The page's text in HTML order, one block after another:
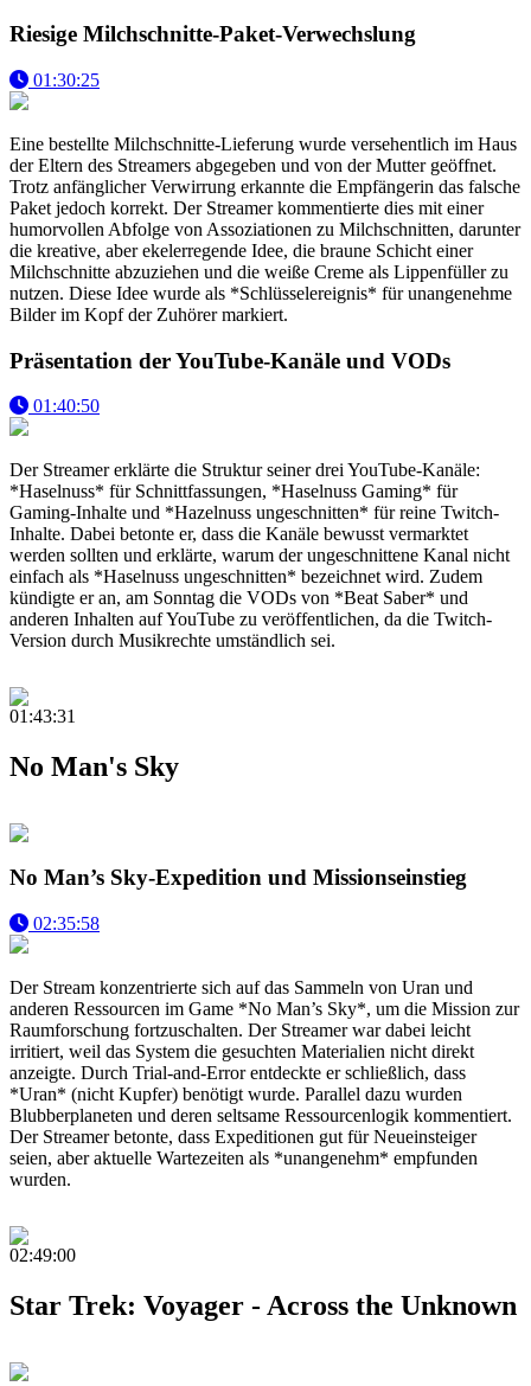
Riesige Milchschnitte-Paket-Verwechslung
01:30:25
Eine bestellte Milchschnitte-Lieferung wurde versehentlich im Haus
der Eltern des Streamers abgegeben und von der Mutter geöffnet.
Trotz anfänglicher Verwirrung erkannte die Empfängerin das falsche
Paket jedoch korrekt. Der Streamer kommentierte dies mit einer
humorvollen Abfolge von Assoziationen zu Milchschnitten, darunter
die kreative, aber ekelerregende Idee, die braune Schicht einer
Milchschnitte abzuziehen und die weiße Creme als Lippenfüller zu
nutzen. Diese Idee wurde als *Schlüsselereignis* für unangenehme
Bilder im Kopf der Zuhörer markiert.
Präsentation der YouTube-Kanäle und VODs
01:40:50
Der Streamer erklärte die Struktur seiner drei YouTube-Kanäle:
*Haselnuss* für Schnittfassungen, *Haselnuss Gaming* für
Gaming-Inhalte und *Hazelnuss ungeschnitten* für reine Twitch-
Inhalte. Dabei betonte er, dass die Kanäle bewusst vermarktet
werden sollten und erklärte, warum der ungeschnittene Kanal nicht
einfach als *Haselnuss ungeschnitten* bezeichnet wird. Zudem
kündigte er an, am Sonntag die VODs von *Beat Saber* und
anderen Inhalten auf YouTube zu veröffentlichen, da die Twitch-
Version durch Musikrechte umständlich sei.
01:43:31
No Man's Sky
No Man’s Sky-Expedition und Missionseinstieg
02:35:58
Der Stream konzentrierte sich auf das Sammeln von Uran und
anderen Ressourcen im Game *No Man’s Sky*, um die Mission zur
Raumforschung fortzuschalten. Der Streamer war dabei leicht
irritiert, weil das System die gesuchten Materialien nicht direkt
anzeigte. Durch Trial-and-Error entdeckte er schließlich, dass
*Uran* (nicht Kupfer) benötigt wurde. Parallel dazu wurden
Blubberplaneten und deren seltsame Ressourcenlogik kommentiert.
Der Streamer betonte, dass Expeditionen gut für Neueinsteiger
seien, aber aktuelle Wartezeiten als *unangenehm* empfunden
wurden.
02:49:00
Star Trek: Voyager - Across the Unknown